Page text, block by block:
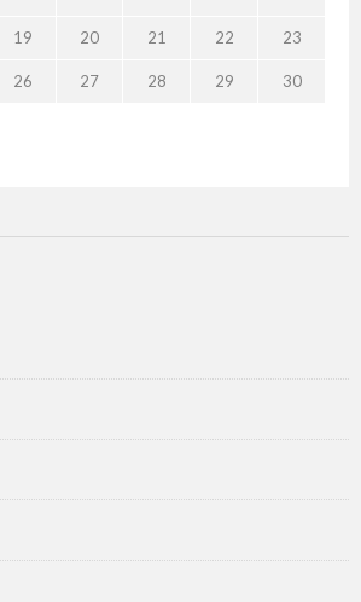
19 20 21 22 23
26 27 28 29 30